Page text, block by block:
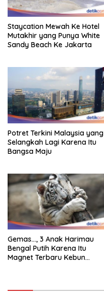
Staycation Mewah Ke Hotel
Mutakhir yang Punya White
Sandy Beach Ke Jakarta
Potret Terkini Malaysia yang
Selangkah Lagi Karena Itu
Bangsa Maju
Gemas…, 3 Anak Harimau
Bengal Putih Karena Itu
Magnet Terbaru Kebun